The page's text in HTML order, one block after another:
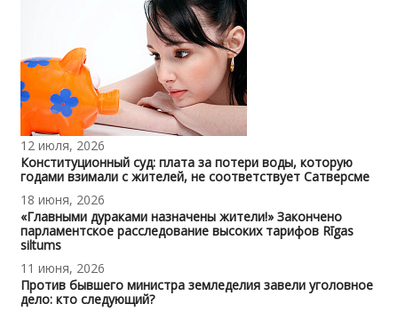
12 июля, 2026
Конституционный суд: плата за потери воды, которую
годами взимали с жителей, не соответствует Сатверсме
18 июня, 2026
«Главными дураками назначены жители!» Закончено
парламентское расследование высоких тарифов Rīgas
siltums
11 июня, 2026
Против бывшего министра земледелия завели уголовное
дело: кто следующий?